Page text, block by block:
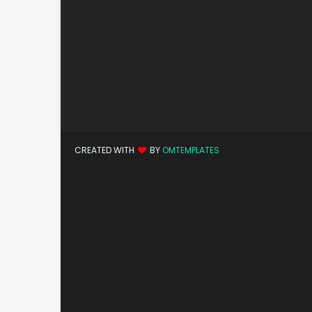
CREATED WITH BY OMTEMPLATES